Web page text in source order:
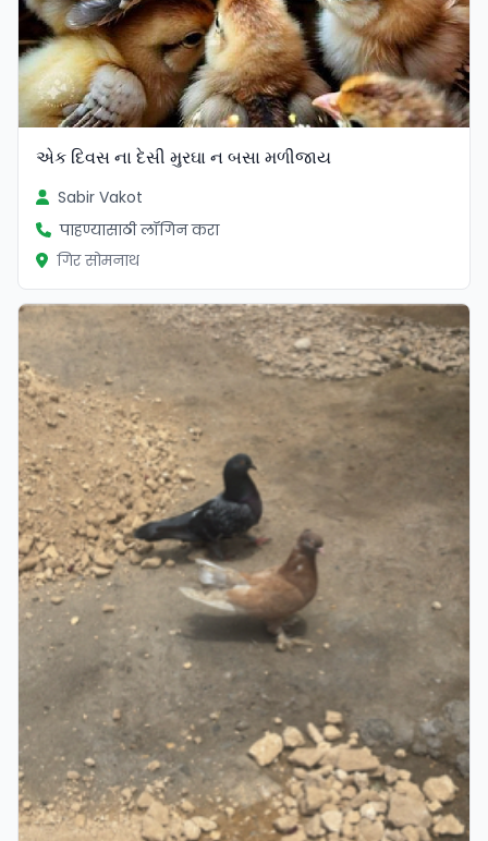
એક દિવસ ના દેસી મુરઘા‌ ન બસા મળીજાય
Sabir Vakot
पाहण्यासाठी लॉगिन करा
गिर सोमनाथ